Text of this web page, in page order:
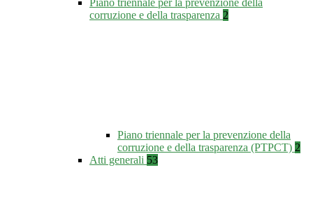
Piano triennale per la prevenzione della
corruzione e della trasparenza 2
Piano triennale per la prevenzione della
corruzione e della trasparenza (PTPCT) 2
Atti generali 53